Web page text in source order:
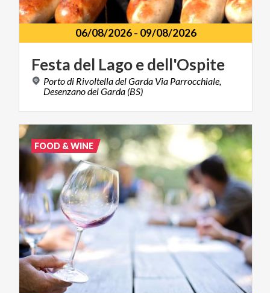
06/08/2026- 09/08/2026
Festa del Lagoedell'Ospite
Porto di Rivoltella del Garda Via Parrocchiale,
Desenzano del Garda (BS)
FOOD & WINE